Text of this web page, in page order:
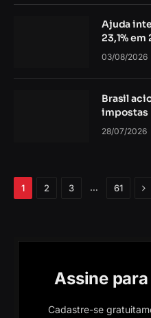
Ajuda
23,1%
03/08/2026
Brasil
impostas
28/07/2026
1 2 3 … 61
Assine
Cadastre-se